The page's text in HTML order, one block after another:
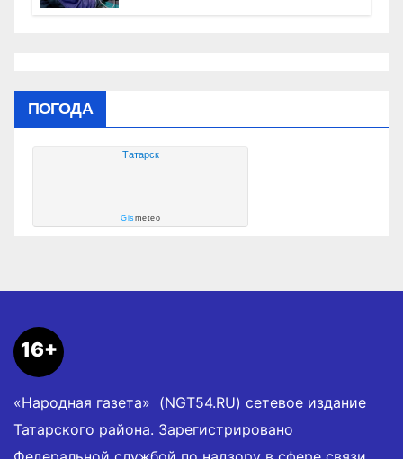
ПОГОДА
Татарск
Gismeteo
16+
«Народная газета» (NGT54.RU) сетевое издание
Татарского района. Зарегистрировано